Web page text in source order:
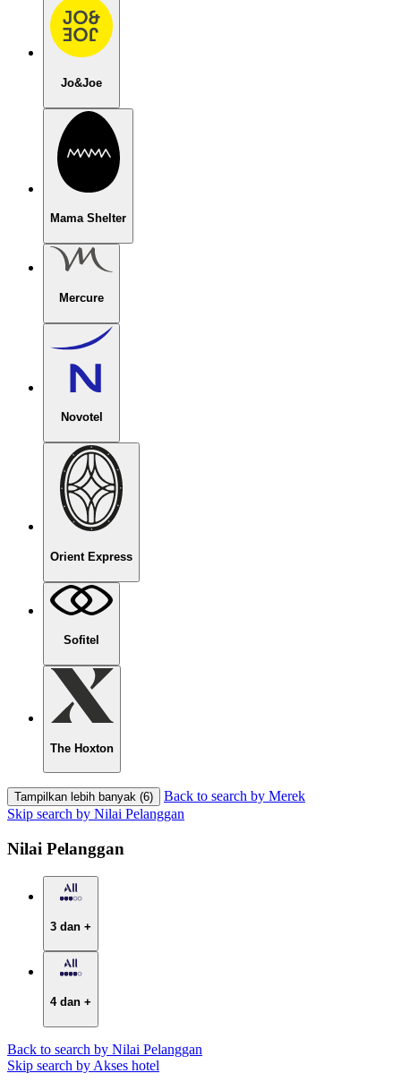
Jo&Joe
Mama Shelter
Mercure
Novotel
Orient Express
Sofitel
The Hoxton
Tampilkan lebih banyak (6)
Back to search by Merek
Skip search by Nilai Pelanggan
Nilai Pelanggan
3 dan +
4 dan +
Back to search by Nilai Pelanggan
Skip search by Akses hotel